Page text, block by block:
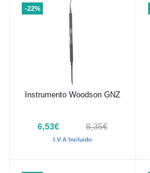
-22%
Añadir al carrito
Instrumento Woodson GNZ
6,53€ 8,35€
I.V.A Incluido